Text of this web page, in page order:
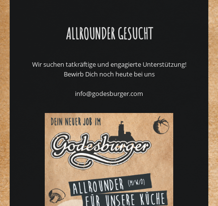
ALLROUNDER GESUCHT
Wir suchen tatkräftige und engagierte Unterstützung!
Bewirb Dich noch heute bei uns
info@godesburger.com